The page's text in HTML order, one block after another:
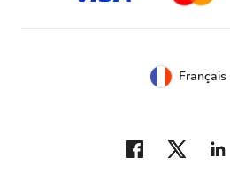
Français